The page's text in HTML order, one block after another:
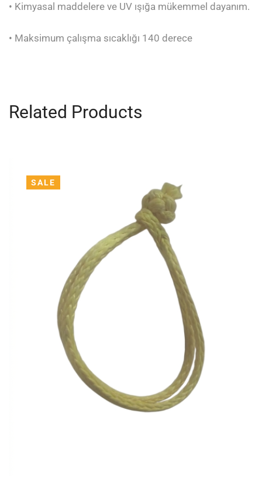
• Kimyasal maddelere ve UV ışığa mükemmel dayanım.
• Maksimum çalışma sıcaklığı 140 derece
Related Products
SALE